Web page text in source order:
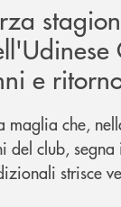
e
maglia che,
del club,
strisce